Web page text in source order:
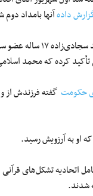
دادهآنها بامداد
محمد اسلامی ۲۱ ساله
کرده که محمد اسلامی
حکومت گفته فرزندش از
او به آرزویش رسید.
اتحادیه تشکل‌های
شدند.